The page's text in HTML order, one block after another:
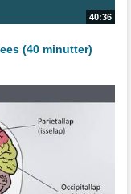
40:36
(40 minutter)